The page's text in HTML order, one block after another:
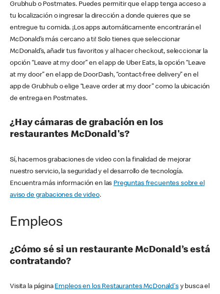
Grubhub o Postmates. Puedes permitir que el app tenga acceso a
tu localización o ingresar la dirección a donde quieres que se
entregue tu comida. ¡Los apps automáticamente encontrarán el
McDonald’s más cercano a ti! Solo tienes que seleccionar
McDonald’s, añadir tus favoritos y al hacer checkout, seleccionar la
opción “Leave at my door” en el app de Uber Eats, la opción “Leave
at my door” en el app de DoorDash, “contact-free delivery” en el
app de Grubhub o elige “Leave order at my door” como la ubicación
de entrega en Postmates.
¿Hay cámaras de grabación en los
restaurantes McDonald's?
Sí, hacemos grabaciones de video con la finalidad de mejorar
nuestro servicio, la seguridad y el desarrollo de tecnología.
Encuentra más información en las Preguntas frecuentes sobre el
aviso de grabaciones de video.
Empleos
¿Cómo sé si un restaurante McDonald’s está
contratando?
Visita la página Empleos en los Restaurantes McDonald'sy busca el